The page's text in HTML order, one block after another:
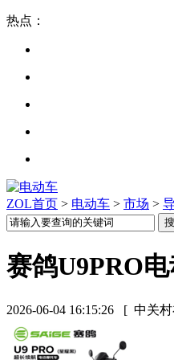
热点：
ZOL首页 > 电动车 > 市场 >
赛鸽U9PRO
2026-06-04 16:15:26 [ 中关